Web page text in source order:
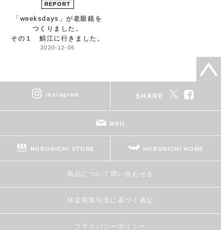
REPORT
「weeksdays」が老眼鏡を
つくりました。
その１ 鯖江に行きました。
2020-12-06
instagram SHARE
MAIL
HOBONICHI STORE HOBONICHI HOME
商品について問い合わせる
特定商取引法に基づく表記
プライバシーポリシー